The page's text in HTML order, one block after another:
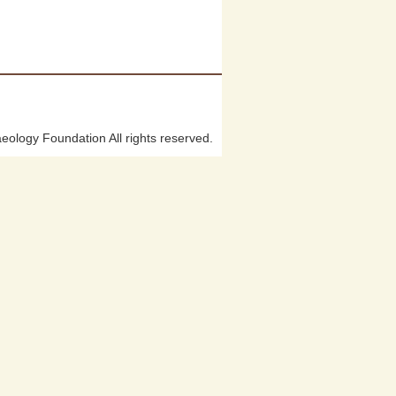
Foundation All rights reserved.